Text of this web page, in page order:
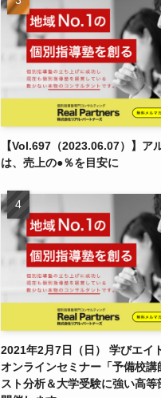
【Vol.697（2023.06.07）】ア
は、売上の●％を目安に
2021年2月7日（日） 学びエイ
オンラインセミナー「予備校講
スト分析＆大学受験に強い高